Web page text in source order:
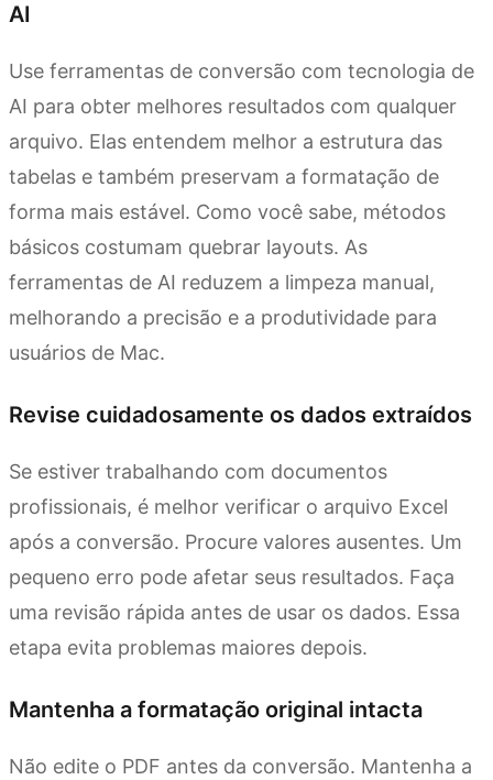
AI
Use ferramentas de conversão com tecnologia de
AI para obter melhores resultados com qualquer
arquivo. Elas entendem melhor a estrutura das
tabelas e também preservam a formatação de
forma mais estável. Como você sabe, métodos
básicos costumam quebrar layouts. As
ferramentas de AI reduzem a limpeza manual,
melhorando a precisão e a produtividade para
usuários de Mac.
Revise cuidadosamente os dados extraídos
Se estiver trabalhando com documentos
profissionais, é melhor verificar o arquivo Excel
após a conversão. Procure valores ausentes. Um
pequeno erro pode afetar seus resultados. Faça
uma revisão rápida antes de usar os dados. Essa
etapa evita problemas maiores depois.
Mantenha a formatação original intacta
Não edite o PDF antes da conversão. Mantenha a